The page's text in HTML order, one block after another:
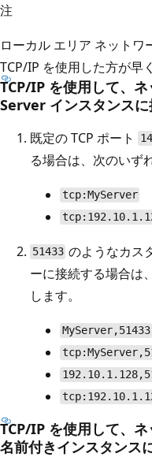
注
ローカル エリア ネット
TCP/IP を使用した方が早
TCP/IP を使用して、
Server インスタンスに
既定の TCP ポート
る場合は、次のいず
tcp:MyServer
51433 のようなカス
ーに接続する場合は
します。
MyServer,51433
TCP/IP を使用して、
名前付きインスタンス